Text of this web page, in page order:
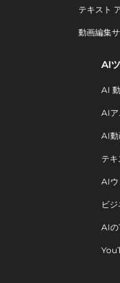
テキスト
動画編集サ
AI
AI
AIア
AI動
テ
AIウ
ビ
AIの